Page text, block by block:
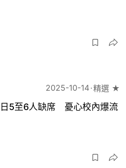
2025-10-14 精選 ★
5至6人缺席 憂心校內爆流